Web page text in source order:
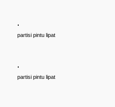
HOTEL, Ruang Meeting Dll,
.
partisi pintu lipat
.
partisi pintu lipat